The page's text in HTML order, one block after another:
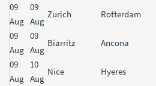
09
Aug
09
Aug
Zurich Rotterdam
09
Aug
09
Aug
Biarritz Ancona
09
Aug
10
Aug
Nice Hyeres